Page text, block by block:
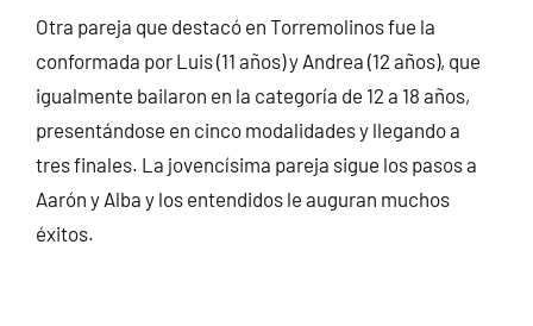
Otra pareja que destacó en Torremolinos fue la
conformada por Luis (11 años) y Andrea (12 años), que
igualmente bailaron en la categoría de 12 a 18 años,
presentándose en cinco modalidades y llegando a
tres finales. La jovencísima pareja sigue los pasos a
Aarón y Alba y los entendidos le auguran muchos
éxitos.